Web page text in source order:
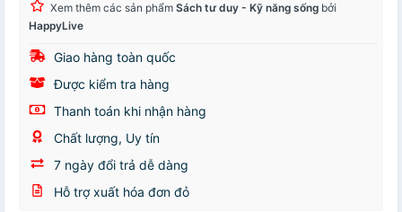
Xem thêm các sản phẩm Sách tư duy - Kỹ năng sống bởi
HappyLive
Giao hàng toàn quốc
Được kiểm tra hàng
Thanh toán khi nhận hàng
Chất lượng, Uy tín
7 ngày đổi trả dễ dàng
Hỗ trợ xuất hóa đơn đỏ